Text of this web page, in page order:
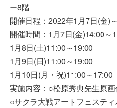
ー8階
開催日程：2022年1月7日(金)
開催時間：1月7日(金)14:00～
1月8日(土)11:00～19:00
1月9日(日)11:00～19:00
1月10日(月・祝)11:00～17:00
実施内容：○松原秀典先生原
○サクラ大戦アートフェステ